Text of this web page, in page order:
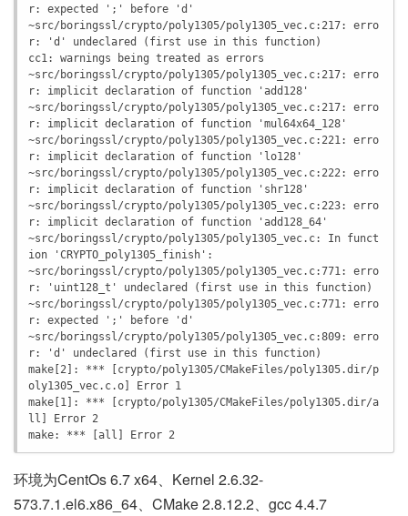
r: expected ';' before 'd'
~src/boringssl/crypto/poly1305/poly1305_vec.c:217: erro
r: 'd' undeclared (first use in this function)
cc1: warnings being treated as errors
~src/boringssl/crypto/poly1305/poly1305_vec.c:217: erro
r: implicit declaration of function 'add128'
~src/boringssl/crypto/poly1305/poly1305_vec.c:217: erro
r: implicit declaration of function 'mul64x64_128'
~src/boringssl/crypto/poly1305/poly1305_vec.c:221: erro
r: implicit declaration of function 'lo128'
~src/boringssl/crypto/poly1305/poly1305_vec.c:222: erro
r: implicit declaration of function 'shr128'
~src/boringssl/crypto/poly1305/poly1305_vec.c:223: erro
r: implicit declaration of function 'add128_64'
~src/boringssl/crypto/poly1305/poly1305_vec.c: In funct
ion 'CRYPTO_poly1305_finish':
~src/boringssl/crypto/poly1305/poly1305_vec.c:771: erro
r: 'uint128_t' undeclared (first use in this function)
~src/boringssl/crypto/poly1305/poly1305_vec.c:771: erro
r: expected ';' before 'd'
~src/boringssl/crypto/poly1305/poly1305_vec.c:809: erro
r: 'd' undeclared (first use in this function)
make[2]: *** [crypto/poly1305/CMakeFiles/poly1305.dir/p
oly1305_vec.c.o] Error 1
make[1]: *** [crypto/poly1305/CMakeFiles/poly1305.dir/a
ll] Error 2
环境为CentOs 6.7 x64、Kernel 2.6.32-
573.7.1.el6.x86_64、CMake 2.8.12.2、gcc 4.4.7